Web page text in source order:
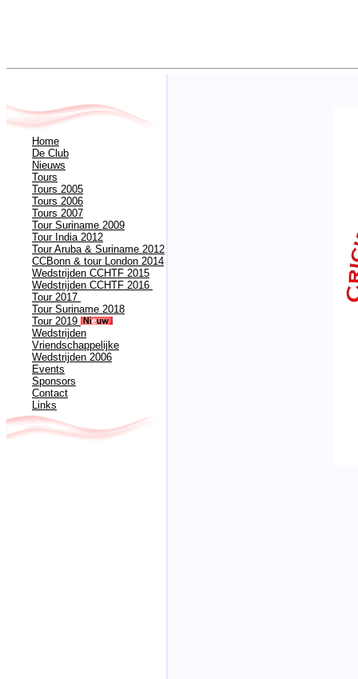
Home
De Club
Nieuws
Tours
Tours 2005
Tours 2006
Tours 2007
Tour Suriname 2009
Tour India 2012
Tour Aruba & Suriname 2012
CCBonn & tour London 2014
Wedstrijden CCHTF 2015
Wedstrijden CCHTF 2016
Tour 2017
Tour Suriname 2018
Tour 2019
Wedstrijden
Vriendschappelijke
Wedstrijden 2006
Events
Sponsors
Contact
Links